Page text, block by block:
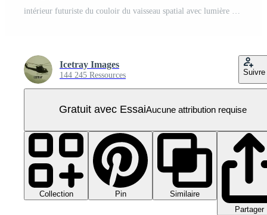
Icetray Images
144 245 Ressources Suivre
Gratuit avec EssaiAucune attribution requise
Collection Pin
Similaire
Partager